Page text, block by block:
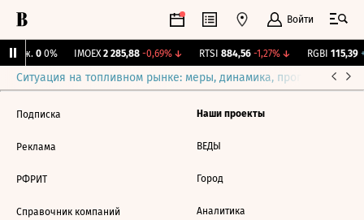
Войти
Бирж. 0 0% IMOEX 2 285,88 -0,69%↓ RTSI 884,56 -1,27%↓ RGBI 115,39
Ситуация на топливном рынке: меры, динамика, прогнозы
Подписка
Реклама
РФРИТ
Справочник компаний
Наши проекты
ВЕДЫ
Город
Аналитика